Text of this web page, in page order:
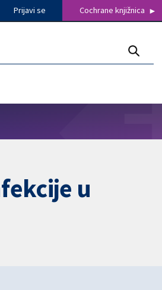
Prijavi se Cochrane knjižnica
u